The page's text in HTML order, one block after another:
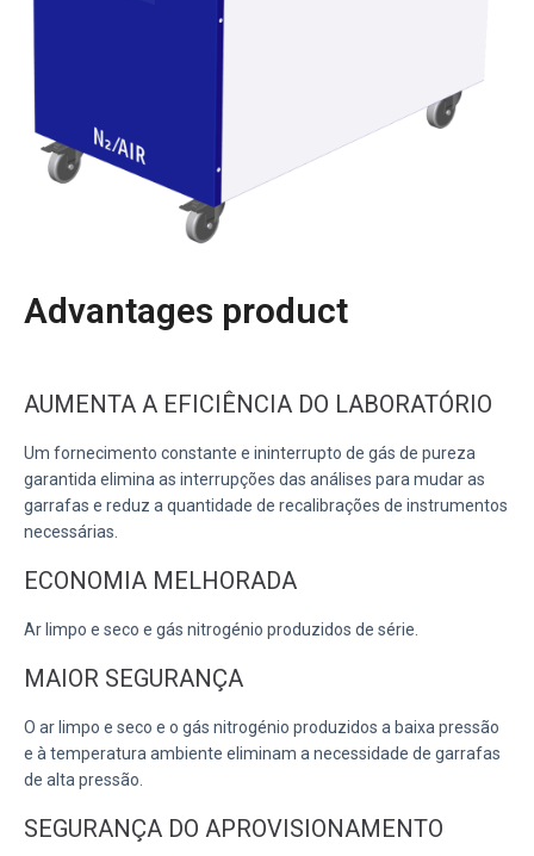
Advantages product
AUMENTA A EFICIÊNCIA DO LABORATÓRIO
Um fornecimento constante e ininterrupto de gás de pureza
garantida elimina as interrupções das análises para mudar as
garrafas e reduz a quantidade de recalibrações de instrumentos
necessárias.
ECONOMIA MELHORADA
Ar limpo e seco e gás nitrogénio produzidos de série.
MAIOR SEGURANÇA
O ar limpo e seco e o gás nitrogénio produzidos a baixa pressão
e à temperatura ambiente eliminam a necessidade de garrafas
de alta pressão.
SEGURANÇA DO APROVISIONAMENTO